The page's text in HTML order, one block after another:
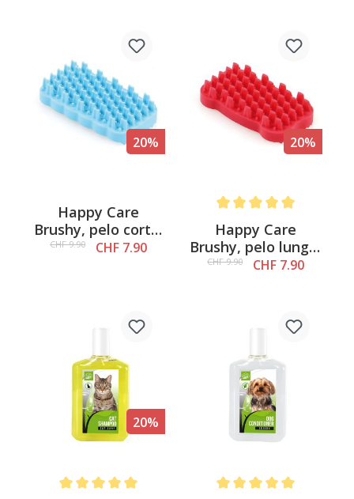
20%
Happy Care
Brushy, pelo corto,
blu
CHF 9.90 CHF 7.90
20%
Happy Care
Brushy, pelo lungo,
rosso
CHF 9.90 CHF 7.90
20%